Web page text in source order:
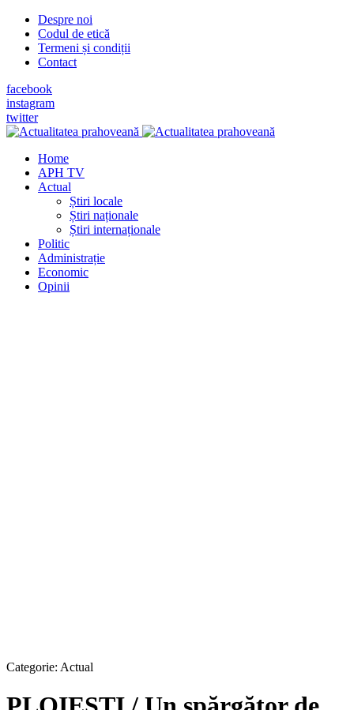
Despre noi
Codul de etică
Termeni și condiții
Contact
facebook
instagram
twitter
Home
APH TV
Actual
Știri locale
Știri naționale
Știri internaționale
Politic
Administrație
Economic
Opinii
Categorie: Actual